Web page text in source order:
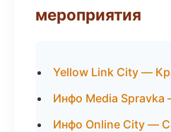
мероприятия
Yellow Link City —
Инфо Media
Инфо Online City —